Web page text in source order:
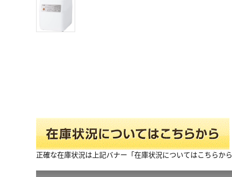
正確な在庫状況は上記バナー「在庫状況についてはこちらか